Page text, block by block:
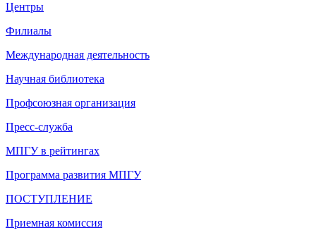
Центры
Филиалы
Международная деятельность
Научная библиотека
Профсоюзная организация
Пресс-служба
МПГУ в рейтингах
Программа развития МПГУ
ПОСТУПЛЕНИЕ
Приемная комиссия